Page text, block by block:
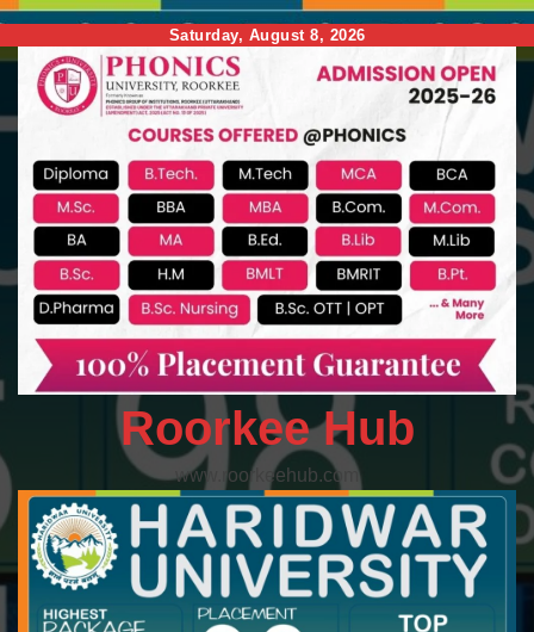
to
content
Saturday, August 8, 2026
Roorkee Hub
www.roorkeehub.com